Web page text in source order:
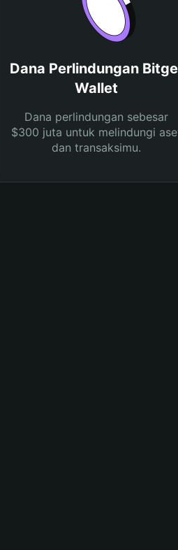
Dana Perlindungan
Wallet
Dana perlindungan sebesar
$300 juta untuk melindungi
dan transaksimu.